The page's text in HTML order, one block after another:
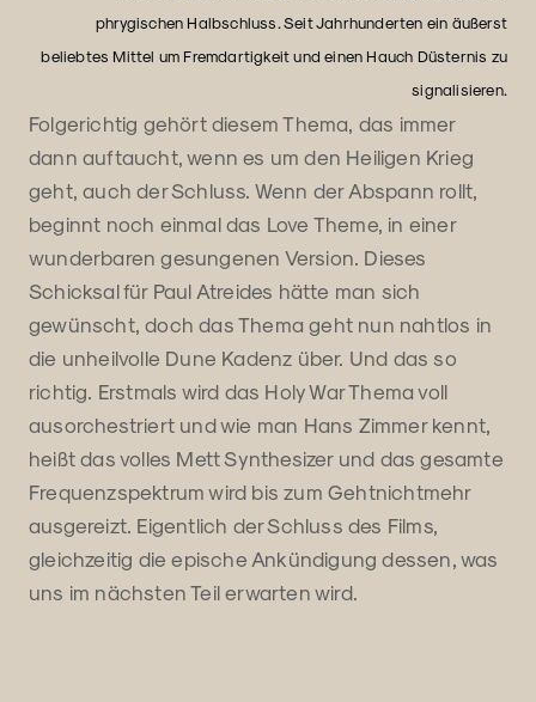
phrygischen Halbschluss. Seit Jahrhunderten ein äußerst
beliebtes Mittel um Fremdartigkeit und einen Hauch Düsternis zu
signalisieren.
Folgerichtig gehört diesem Thema, das immer
dann auftaucht, wenn es um den Heiligen Krieg
geht, auch der Schluss. Wenn der Abspann rollt,
beginnt noch einmal das Love Theme, in einer
wunderbaren gesungenen Version. Dieses
Schicksal für Paul Atreides hätte man sich
gewünscht, doch das Thema geht nun nahtlos in
die unheilvolle Dune Kadenz über. Und das so
richtig. Erstmals wird das Holy War Thema voll
ausorchestriert und wie man Hans Zimmer kennt,
heißt das volles Mett Synthesizer und das gesamte
Frequenzspektrum wird bis zum Gehtnichtmehr
ausgereizt. Eigentlich der Schluss des Films,
gleichzeitig die epische Ankündigung dessen, was
uns im nächsten Teil erwarten wird.